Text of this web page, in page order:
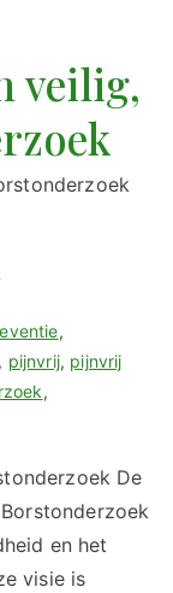
veilig,
,
, pijnvrij, pijnvrij
,
De
en het
visie is